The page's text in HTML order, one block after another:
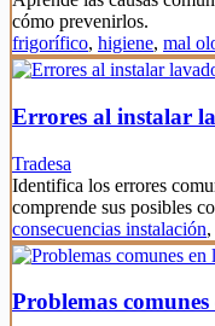
cómo prevenirlos.
frigorífico, higiene, mal
Errores al instalar
Tradesa
Identifica los errores
comprende sus posibles
consecuencias instalación,
Problemas